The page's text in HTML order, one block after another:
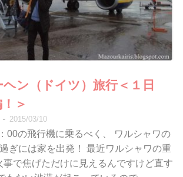
ヘン（ドイツ）旅行＜１日
＞
- 2015/03/10
の飛行機に乗るべく、 ワルシャワの
ぎには家を出発！ 最近ワルシャワの重
事で焦げただけに見えるんですけど直す